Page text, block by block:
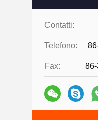
Contatti:
Telefono:
Fax: